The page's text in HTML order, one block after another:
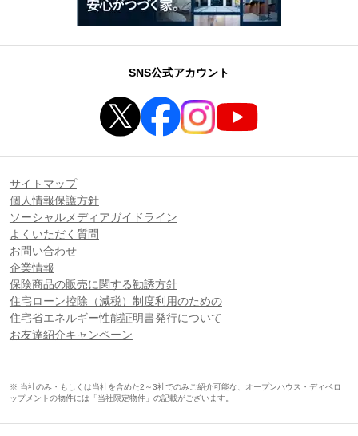
SNS公式アカウント
サイトマップ
個人情報保護方針
ソーシャルメディアガイドライン
よくいただく質問
お問い合わせ
企業情報
保険商品の販売に関する勧誘方針
住宅ローン控除（減税）制度利用のための
住宅省エネルギー性能証明書発行について
お友達紹介キャンペーン
※ 当社のみ・もしくは当社を含めた2～3社でのみご紹介可能な、オープンハウス・ディベロ
ップメントの物件には「当社限定物件」の記載がございます。